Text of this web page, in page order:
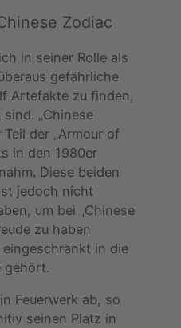
Zodiac
in seiner Rolle als
gefährliche
Artefakte zu finden,
„Chinese
der „Armour of
in den 1980er
Diese beiden
jedoch nicht
um bei „Chinese
zu haben
in die
gehört.
Feuerwerk ab, so
seinen Platz in